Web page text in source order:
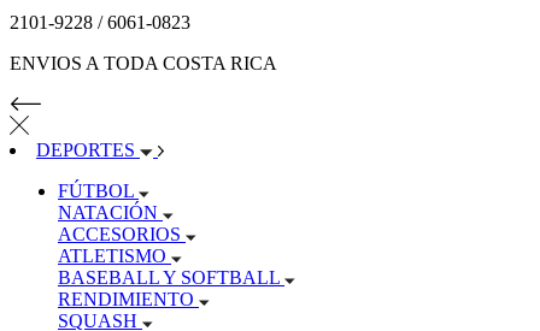
2101-9228 / 6061-0823
ENVIOS A TODA COSTA RICA
DEPORTES
FÚTBOL
NATACIÓN
ACCESORIOS
ATLETISMO
BASEBALL Y SOFTBALL
RENDIMIENTO
SQUASH